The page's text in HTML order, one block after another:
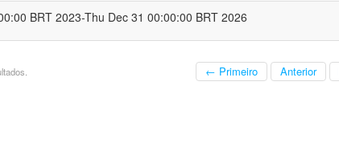
BRT 2023-Thu Dec 31 00:00:00 BRT 2026
← Primeiro Anterior